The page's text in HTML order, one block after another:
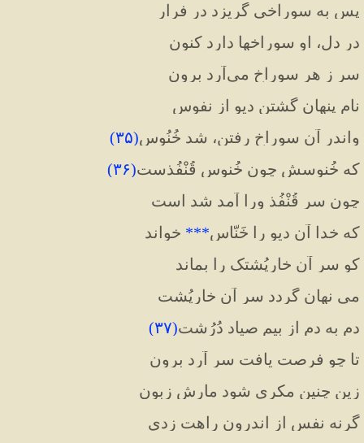
پس به سوراخی گریزد در فرار
در دل، او سوراخها دارد کنون
سر ز هر سوراخ می‌آرد برون
نام پنهان گشتن دیو از نفوس
واندر آن سوراخ رفتن، شد خُنُوس(۳۵)
که خُنوسش چون خُنوس قُنْفُذست(۳۶)
چون سر قُنْفُذ ورا آمد شد است
که خدا آن دیو را خَنّاس*** خواند
کو سر آن خارپُشتک را بماند
می نهان گردد سر آن خارپُشت
دم‌ به دم از بیم صیاد دُرُشت
(۳۷)
تا چو فرصت یافت سر آرد برون
زین چنین مکری شود مارش زبون
گرنه نفس از اندرون راهت زدی